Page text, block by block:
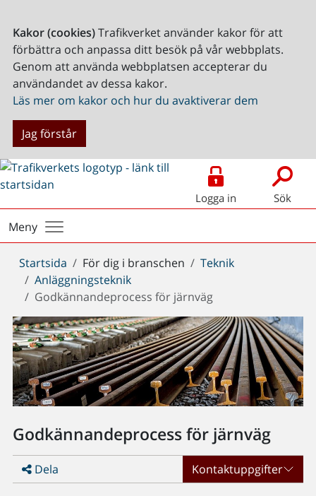
Kakor (cookies)Trafikverket använder kakor för att
förbättra och anpassa ditt besök på vår webbplats.
Genom att använda webbplatsen accepterar du
användandet av dessa kakor.
Läs mer om kakor och hur du avaktiverar dem
Jag förstår
Logga in Sök
Meny
Du
är
här:
Startsida För dig i branschen
Teknik
Anläggningsteknik
Godkännandeprocess för järnväg
Godkännandeprocess för järnväg
Dela Kontaktuppgifter